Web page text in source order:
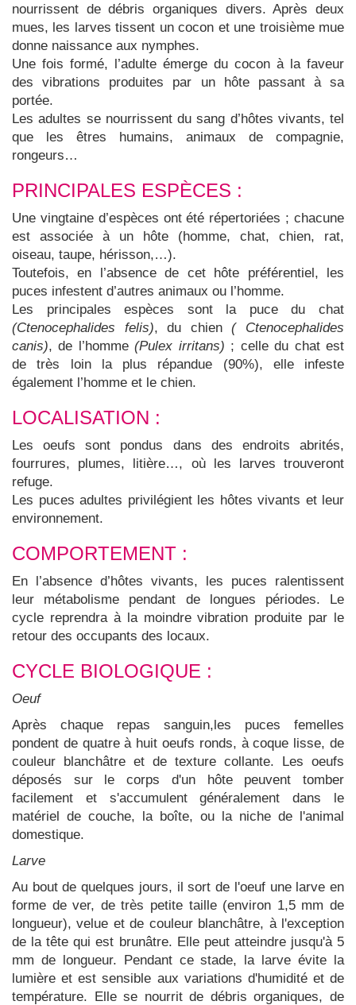
nourrissent de débris organiques divers. Après deux
mues, les larves tissent un cocon et une troisième mue
donne naissance aux nymphes.
Une fois formé, l’adulte émerge du cocon à la faveur
des vibrations produites par un hôte passant à sa
portée.
Les adultes se nourrissent du sang d’hôtes vivants, tel
que les êtres humains, animaux de compagnie,
rongeurs…
PRINCIPALES ESPÈCES :
Une vingtaine d’espèces ont été répertoriées ; chacune
est associée à un hôte (homme, chat, chien, rat,
oiseau, taupe, hérisson,…).
Toutefois, en l’absence de cet hôte préférentiel, les
puces infestent d’autres animaux ou l’homme.
Les principales espèces sont la puce du chat
(Ctenocephalides felis), du chien( Ctenocephalides
canis), de l’homme(Pulex irritans) ; celle du chat est
de très loin la plus répandue (90%), elle infeste
également l’homme et le chien.
LOCALISATION :
Les oeufs sont pondus dans des endroits abrités,
fourrures, plumes, litière…, où les larves trouveront
refuge.
Les puces adultes privilégient les hôtes vivants et leur
environnement.
COMPORTEMENT :
En l’absence d’hôtes vivants, les puces ralentissent
leur métabolisme pendant de longues périodes. Le
cycle reprendra à la moindre vibration produite par le
retour des occupants des locaux.
CYCLE BIOLOGIQUE :
Oeuf
Après chaque repas sanguin,les puces femelles
pondent de quatre à huit oeufs ronds, à coque lisse, de
couleur blanchâtre et de texture collante. Les oeufs
déposés sur le corps d'un hôte peuvent tomber
facilement et s'accumulent généralement dans le
matériel de couche, la boîte, ou la niche de l'animal
domestique.
Larve
Au bout de quelques jours, il sort de l'oeuf une larve en
forme de ver, de très petite taille (environ 1,5 mm de
longueur), velue et de couleur blanchâtre, à l'exception
de la tête qui est brunâtre. Elle peut atteindre jusqu'à 5
mm de longueur. Pendant ce stade, la larve évite la
lumière et est sensible aux variations d'humidité et de
température. Elle se nourrit de débris organiques, de